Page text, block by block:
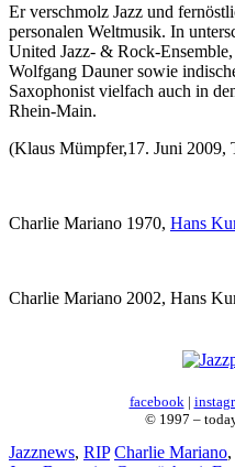
Er verschmolz Jazz und
personalen Weltmusik. In
United Jazz- & Rock-
Wolfgang Dauner sowie
Saxophonist vielfach auch in
Rhein-Main.
(Klaus Mümpfer,17. Juni 2009,
Charlie Mariano 1970, Hans
Charlie Mariano 2002, Hans
facebook |
© 1997 –
Kategorien
Jazznews, RIP Schlagwörter
Charlie Mariano,